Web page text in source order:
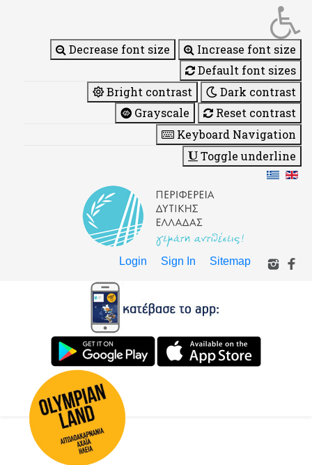
Decrease font size
Increase font size
Default font sizes
Bright contrast
Dark contrast
Grayscale
Reset contrast
Keyboard Navigation
Toggle underline
Login Sign In Sitemap